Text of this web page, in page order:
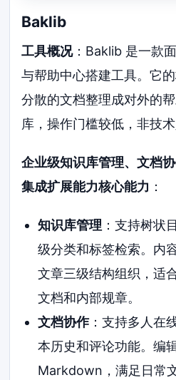
Baklib
工具概况：Baklib 是一款
与帮助中心搭建工具。它
分散的文档整理成对外的
库，操作门槛较低，非技
企业级知识库管理、文档
集成扩展能力核心能力 ：
知识库管理 ：支持树状
级分类和标签检索。内
文章三级结构组织，适
文档和内部规章。
文档协作：支持多人在
本历史和评论功能。编
Markdown，满足日常